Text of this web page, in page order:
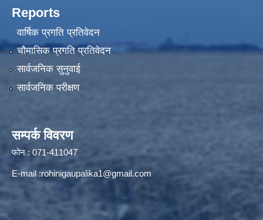
Reports
वार्षिक प्रगति प्रतिवेदन
चौमासिक प्रगति प्रतिवेदन
सार्वजनिक सुनुवाई
सार्वजनिक परीक्षण
सम्पर्क विवरण
फोन : 071-411047
E-mail :rohinigaupalika1@gmail.com